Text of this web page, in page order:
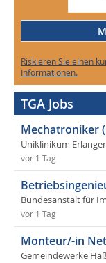
Riskieren Sie einen
Informationen.
TGA Jobs
Mechatroniker
Uniklinikum
vor 1 Tag
Bundesanstalt für
vor 1 Tag
Monteur/-in
Gemeindewerke